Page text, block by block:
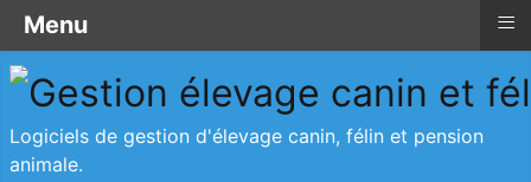
Logiciels de gestion d'élevage canin, félin et pension
animale.
Menu ≡
Défaut de conformité chien ≡
Menu ≡